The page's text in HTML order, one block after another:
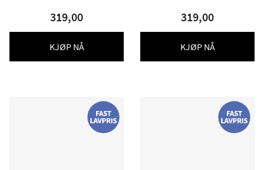
319,00
KJØP NÅ
319,00
KJØP NÅ